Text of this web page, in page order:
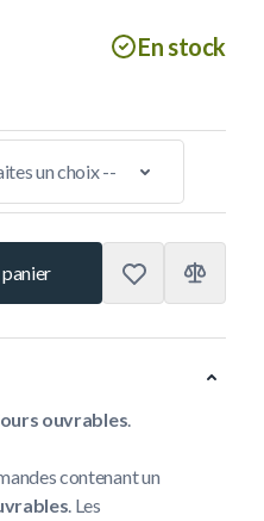
En stock
ouvrables.
contenant un
. Les